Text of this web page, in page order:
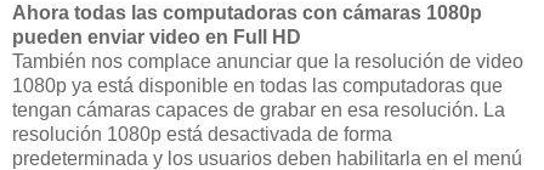
Ahora todas las computadoras con cámaras 1080p
pueden enviar video en Full HD
También nos complace anunciar que la resolución de video
1080p ya está disponible en todas las computadoras que
tengan cámaras capaces de grabar en esa resolución. La
resolución 1080p está desactivada de forma
predeterminada y los usuarios deben habilitarla en el menú